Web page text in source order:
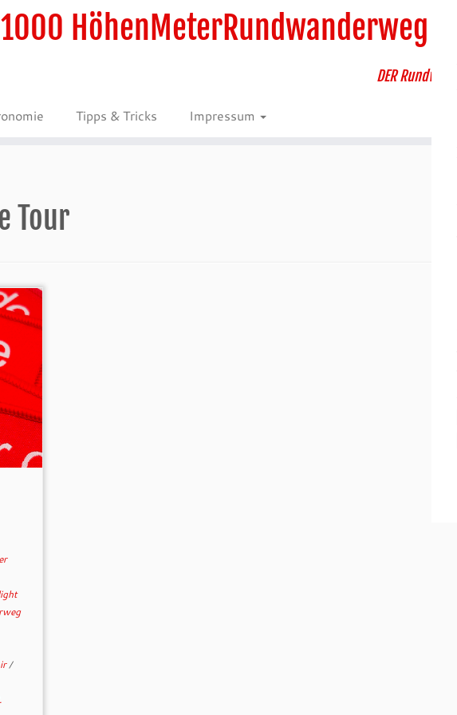
1000 HöhenMeterRundwanderweg
DER
Tipps & Tricks Impressum
Tour
/